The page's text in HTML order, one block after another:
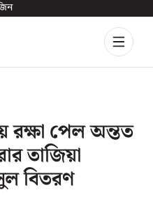
রক্ষা পেল অন্তত
তাজিয়া
বিতরণ